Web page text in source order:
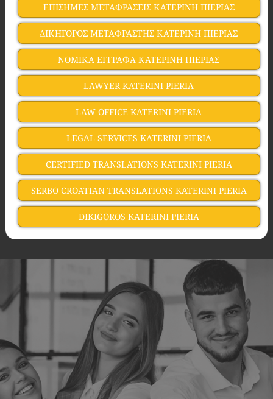
ΕΠΙΣΗΜΕΣ ΜΕΤΑΦΡΑΣΕΙΣ ΚΑΤΕΡΙΝΗ ΠΙΕΡΙΑΣ
ΔΙΚΗΓΟΡΟΣ ΜΕΤΑΦΡΑΣΤΗΣ ΚΑΤΕΡΙΝΗ ΠΙΕΡΙΑΣ
ΝΟΜΙΚΑ ΕΓΓΡΑΦΑ ΚΑΤΕΡΙΝΗ ΠΙΕΡΙΑΣ
LAWYER KATERINI PIERIA
LAW OFFICE KATERINI PIERIA
LEGAL SERVICES KATERINI PIERIA
CERTIFIED TRANSLATIONS KATERINI PIERIA
SERBO CROATIAN TRANSLATIONS KATERINI PIERIA
DIKIGOROS KATERINI PIERIA